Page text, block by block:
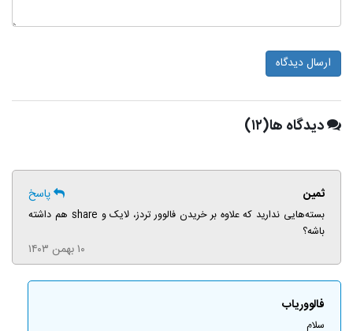
ارسال دیدگاه
دیدگاه ها(۱۲)
ثمین پاسخ
بسته‌هایی ندارید که علاوه بر خریدن فالوور تردز، لایک و share هم داشته
باشه؟
۱۰ بهمن ۱۴۰۳
فالووریاب
سلام